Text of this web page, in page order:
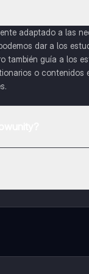
adaptado a las
dar a los
también guía a los
o
la aplicación, que